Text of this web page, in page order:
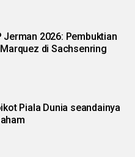
Jerman 2026: Pembuktian
di Sachsenring
Piala Dunia seandainya